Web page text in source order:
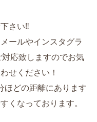
さい‼︎
ールやインスタグラ
応致しますのでお気
せください！
ほどの距離にあります
くなっております。